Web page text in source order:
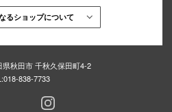
るショップについて
秋田市 千秋久保田町4-2
018-838-7733